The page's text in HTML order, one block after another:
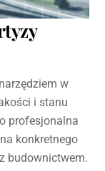
w
i stanu
profesjonalna
konkretnego
budownictwem.